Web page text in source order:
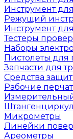
Инструмент
Режущий
Инструмент
Тестеры
Наборы
Пистолеты для
Запчасти для
Средства
Рабочие
Микрометры
Линейки
Ареометры